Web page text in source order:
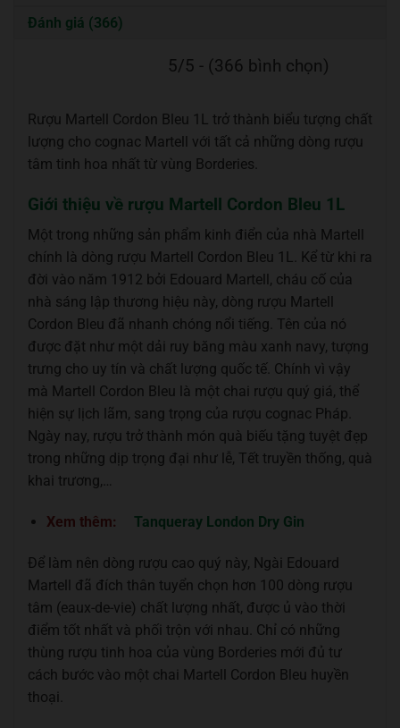
Đánh giá (366)
5/5 - (366 bình chọn)
Rượu Martell Cordon Bleu 1L trở thành biểu tượng chất
lượng cho cognac Martell với tất cả những dòng rượu
tâm tinh hoa nhất từ vùng Borderies.
Giới thiệu về rượu Martell Cordon Bleu 1L
Một trong những sản phẩm kinh điển của nhà Martell
chính là dòng rượu Martell Cordon Bleu 1L. Kể từ khi ra
đời vào năm 1912 bởi Edouard Martell, cháu cố của
nhà sáng lập thương hiệu này, dòng rượu Martell
Cordon Bleu đã nhanh chóng nổi tiếng. Tên của nó
được đặt như một dải ruy băng màu xanh navy, tượng
trưng cho uy tín và chất lượng quốc tế. Chính vì vậy
mà Martell Cordon Bleu là một chai rượu quý giá, thể
hiện sự lịch lãm, sang trọng của rượu cognac Pháp.
Ngày nay, rượu trở thành món quà biếu tặng tuyệt đẹp
trong những dịp trọng đại như lễ, Tết truyền thống, quà
khai trương,…
Xem thêm: Tanqueray London Dry Gin
Để làm nên dòng rượu cao quý này, Ngài Edouard
Martell đã đích thân tuyển chọn hơn 100 dòng rượu
tâm (eaux-de-vie) chất lượng nhất, được ủ vào thời
điểm tốt nhất và phối trộn với nhau. Chỉ có những
thùng rượu tinh hoa của vùng Borderies mới đủ tư
cách bước vào một chai Martell Cordon Bleu huyền
thoại.